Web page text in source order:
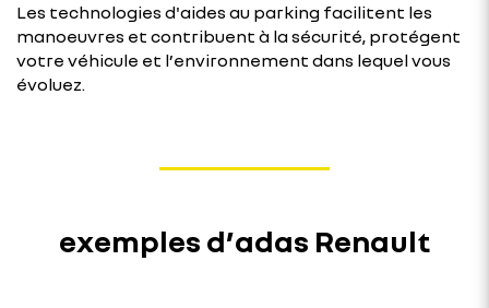
Les technologies d'aides au parking facilitent les
manoeuvres et contribuent à la sécurité, protégent
votre véhicule et l’environnement dans lequel vous
évoluez.
exemples d’adas Renault